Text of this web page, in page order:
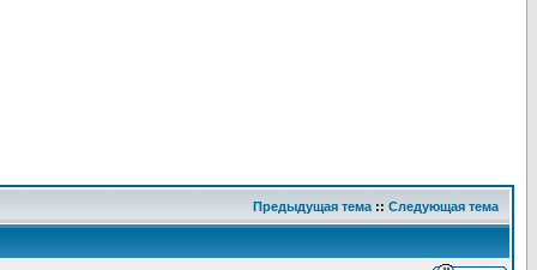
Предыдущая тема :: Следующая тема